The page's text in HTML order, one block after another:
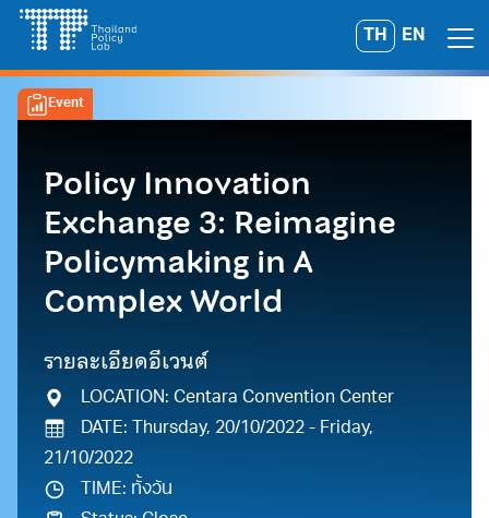
Skip
content
TH EN
Search
for:
Event
Policy Innovation
Exchange 3: Reimagine
Policymaking in A
Complex World
รายละเอียดอีเวนต์
LOCATION: Centara Convention Center
DATE: Thursday, 20/10/2022 - Friday,
21/10/2022
TIME: ทั้งวัน